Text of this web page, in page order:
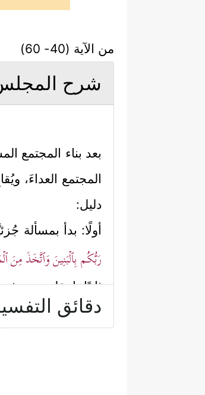
من الآية (40- 60)
شرح
بعد بناء المجتمع
المجتمع العداءَ،
دليل:
أولًا: بدأ بمسألة
رَبُّكُم بِٱلۡبَنِینَ وَٱتَّخَذَ مِنَ
ثانيًا: انتقل من
هذه الآلهة
دقائق